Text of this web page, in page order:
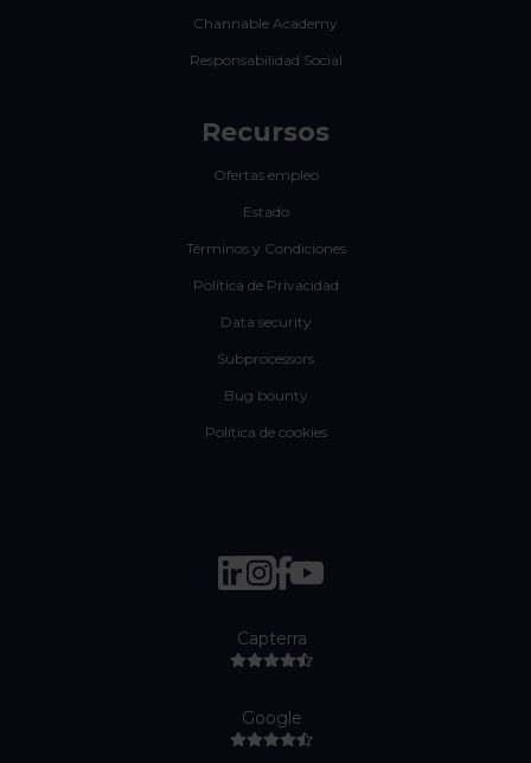
Channable Academy
Responsabilidad Social
Recursos
Ofertas empleo
Estado
Términos y Condiciones
Política de Privacidad
Data security
Subprocessors
Bug bounty
Política de cookies
Capterra
Google